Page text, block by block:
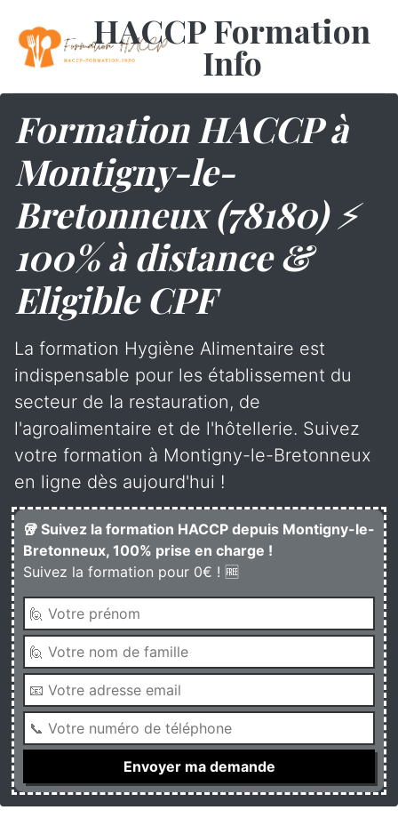
HACCP Formation
Info
Formation HACCP à
Montigny-le-
Bretonneux (78180) ⚡
100% à distance &
Eligible CPF
La formation Hygiène Alimentaire est
indispensable pour les établissement du
secteur de la restauration, de
l'agroalimentaire et de l'hôtellerie. Suivez
votre formation à Montigny-le-Bretonneux
en ligne dès aujourd'hui !
🥡 Suivez la formation HACCP depuis Montigny-le-
Bretonneux, 100% prise en charge !
Suivez la formation pour 0€ ! 🆓